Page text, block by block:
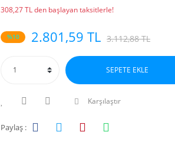
308,27 TL den başlayan taksitlerle!
%10 2.801,59 TL 3.112,88 TL
SEPETE EKLE
Karşılaştır
Paylaş :